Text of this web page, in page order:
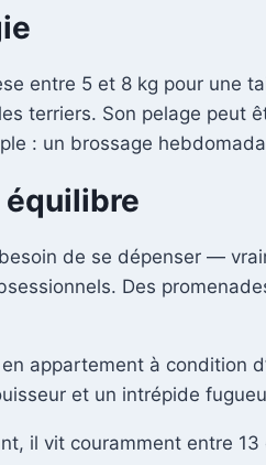
entre 5 et 8 kg pour une
terriers. Son pelage
: un brossage
de se dépenser —
Des
en appartement à condition
et un intrépide
il vit couramment entre 13